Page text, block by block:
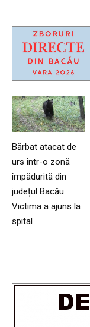
Bărbat atacat de
urs într-o zonă
împădurită din
județul Bacău.
Victima a ajuns la
spital